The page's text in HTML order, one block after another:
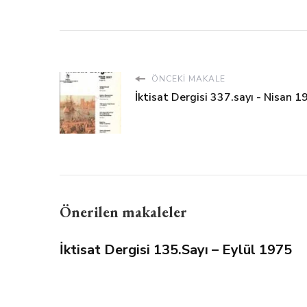
ÖNCEKI MAKALE
İktisat Dergisi 337.sayı - Nisan
Önerilen makaleler
İktisat Dergisi 135.Sayı – Eylül 1975